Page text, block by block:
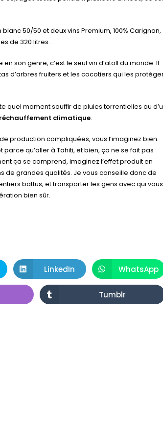
50/50 et deux vins Premium, 100% Carignan,
de 320 litres.
son genre, c’est le seul vin d’atoll du monde. Il
d’arbres fruiters et les cocotiers qui les
quel moment souffir de pluies torrentielles ou
réchauffement climatique.
production compliquées, vous l’imaginez bien.
qu’aller à Tahiti, et bien, ça ne se fait pas
ça se comprend, imaginez l’effet produit en
de grandes qualités. Je vous conseille donc de
battus, et transporter les gens avec qui vous
bien sûr.
LinkedIn WhatsApp
Tumblr